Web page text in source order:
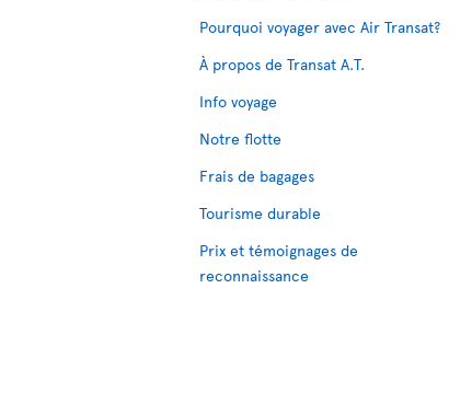
Pourquoi voyager avec Air Transat?
À propos de Transat A.T.
Info voyage
Notre flotte
Frais de bagages
Tourisme durable
Prix et témoignages de
reconnaissance